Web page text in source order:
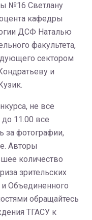
№16 Светлану
кафедры
ДСФ Наталью
факультета,
сектором
и
не все
11.00 все
за фотографии,
Авторы
количество
зрительских
и Объединенного
обращайтесь
ТГАСУ к